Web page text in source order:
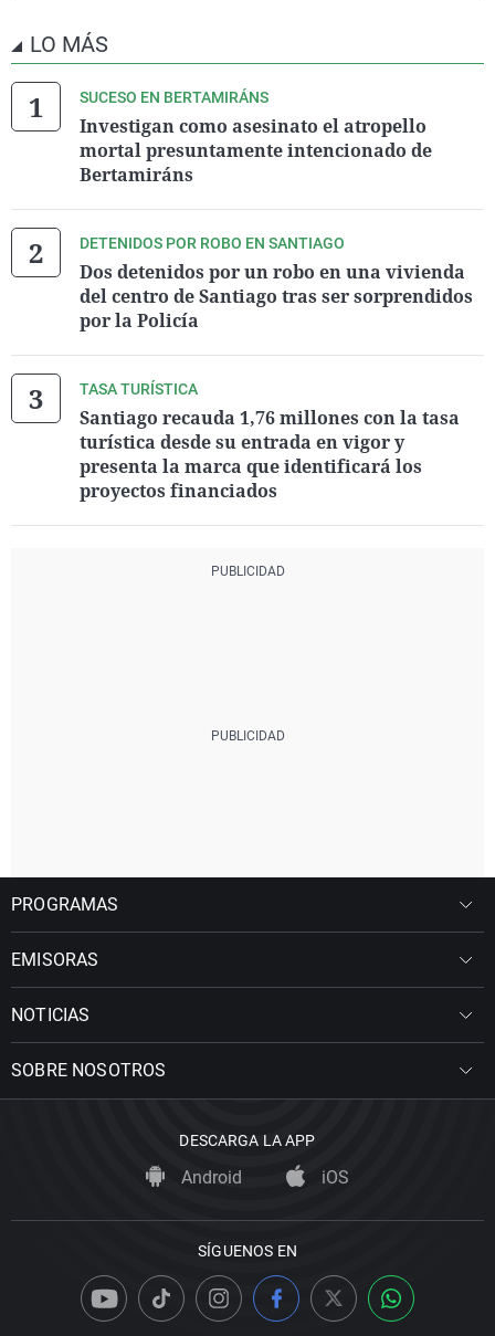
LO MÁS
SUCESO EN BERTAMIRÁNS
Investigan como asesinato el atropello
mortal presuntamente intencionado de
Bertamiráns
DETENIDOS POR ROBO EN SANTIAGO
Dos detenidos por un robo en una vivienda
del centro de Santiago tras ser sorprendidos
por la Policía
TASA TURÍSTICA
Santiago recauda 1,76 millones con la tasa
turística desde su entrada en vigor y
presenta la marca que identificará los
proyectos financiados
PROGRAMAS
EMISORAS
NOTICIAS
SOBRE NOSOTROS
DESCARGA LA APP
Android iOS
SÍGUENOS EN